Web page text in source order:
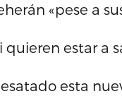
«pese a
quieren estar a
esta